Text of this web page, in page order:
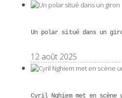
Un polar situé dans un
12 août 2025
Cyril Nghiem met en